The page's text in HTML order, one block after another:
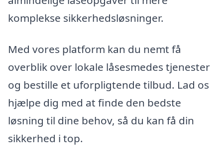
komplekse sikkerhedsløsninger.
Med vores platform kan du nemt få
overblik over lokale låsesmedes tjenester
og bestille et uforpligtende tilbud. Lad os
hjælpe dig med at finde den bedste
løsning til dine behov, så du kan få din
sikkerhed i top.